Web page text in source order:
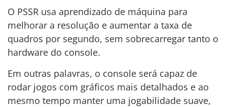
O PSSR usa aprendizado de máquina para
melhorar a resolução e aumentar a taxa de
quadros por segundo, sem sobrecarregar tanto o
hardware do console.
Em outras palavras, o console será capaz de
rodar jogos com gráficos mais detalhados e ao
mesmo tempo manter uma jogabilidade suave,